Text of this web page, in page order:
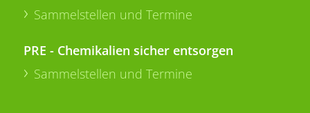
Sammelstellen und Termine
PRE - Chemikalien sicher entsorgen
Sammelstellen und Termine